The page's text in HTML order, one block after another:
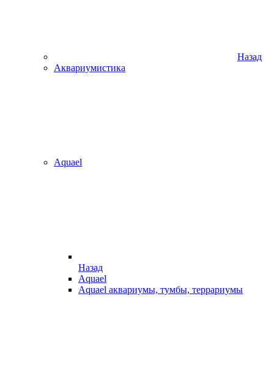
Назад
Аквариумистика
Aquael
Назад
Aquael
Aquael аквариумы, тумбы, террариумы